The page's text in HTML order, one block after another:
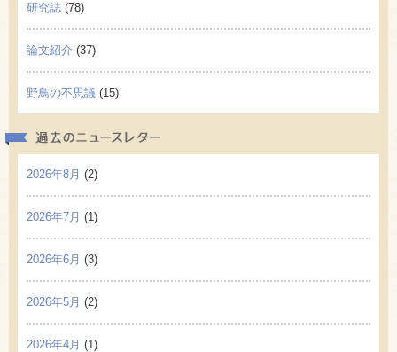
研究誌 (78)
論文紹介 (37)
野鳥の不思議 (15)
2026年8月 (2)
2026年7月 (1)
2026年6月 (3)
2026年5月 (2)
2026年4月 (1)